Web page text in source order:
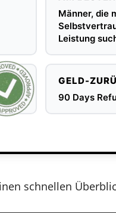
Männer, die
Leistung
GELD-
90 Days
schnellen